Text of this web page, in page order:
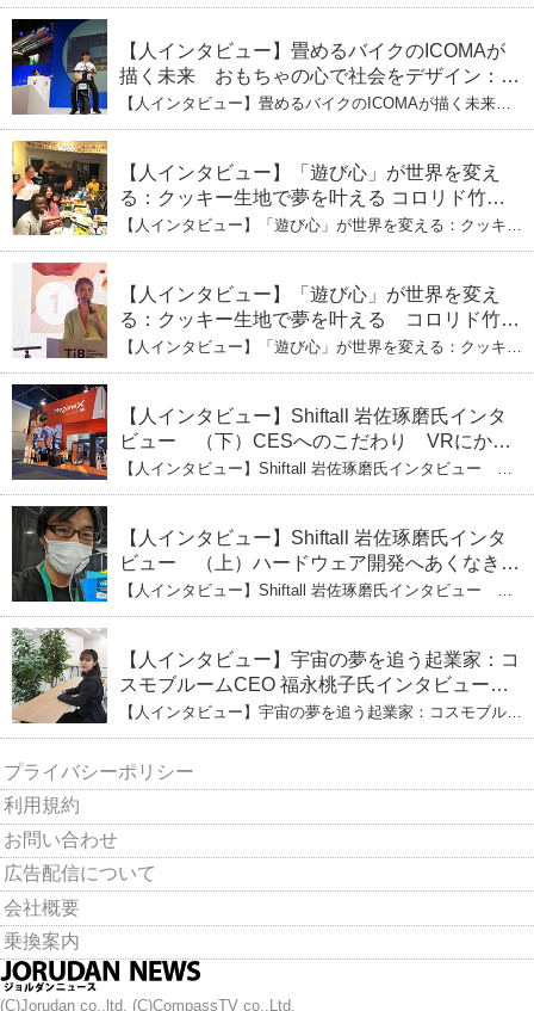
イボックス」というデザインメソッド
【人インタビュー】畳めるバイクのICOMAが
描く未来 おもちゃの心で社会をデザイン：株
式会社ICOMAの代表取締役・生駒崇光
（上）「変形」に魅せられたデザイナーの軌
【人インタビュー】畳めるバイクのICOMAが描く未来
おもちゃの心で社会をデザイン：株式会社ICOMAの代表
ーの軌跡
【人インタビュー】「遊び心」が世界を変え
る：クッキー生地で夢を叶える コロリド竹内
ひとみ（下） 起業は「影響力」のため。愛と
笑いの子育て哲学
【人インタビュー】「遊び心」が世界を変える：クッキー
生地で夢を叶える コロリド竹内ひとみ（下） 起業は「影
【人インタビュー】「遊び心」が世界を変え
る：クッキー生地で夢を叶える コロリド竹内
ひとみ（上） クッキー生地に込めた「誰でも
できる」という哲学
【人インタビュー】「遊び心」が世界を変える：クッキー
生地で夢を叶える コロリド竹内ひとみ（上） クッキー
【人インタビュー】Shiftall 岩佐琢磨氏インタ
ビュー （下）CESへのこだわり VRにかけ
る未来
【人インタビュー】Shiftall 岩佐琢磨氏インタビュー
（下）CESへのこだわり VRにかける未来
【人インタビュー】Shiftall 岩佐琢磨氏インタ
ビュー （上）ハードウェア開発へあくなき挑
戦 その起業の経緯とは
【人インタビュー】Shiftall 岩佐琢磨氏インタビュー
（上）ハードウェア開発へあくなき挑戦 その起業の経緯
【人インタビュー】宇宙の夢を追う起業家：コ
スモブルームCEO 福永桃子氏インタビュー
（下）
【人インタビュー】宇宙の夢を追う起業家：コスモブルー
ムCEO 福永桃子氏インタビュー（下）
プライバシーポリシー
利用規約
お問い合わせ
広告配信について
会社概要
乗換案内
(C)Jorudan co.,ltd. (C)CompassTV co.,Ltd.